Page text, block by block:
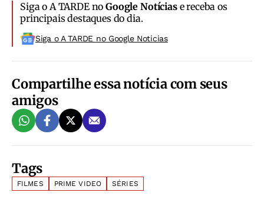
Siga o A TARDE noGoogle Notíciase receba os
principais destaques do dia.
Siga o A TARDE no Google Noticias
Compartilhe essa notícia com seus
amigos
Tags
FILMES PRIME VIDEO SÉRIES